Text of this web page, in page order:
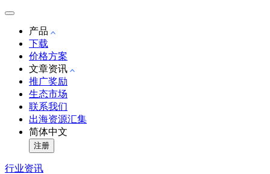
产品
下载
价格方案
文章资讯
推广奖励
生态市场
联系我们
出海资源汇集
简体中文
注册
行业资讯